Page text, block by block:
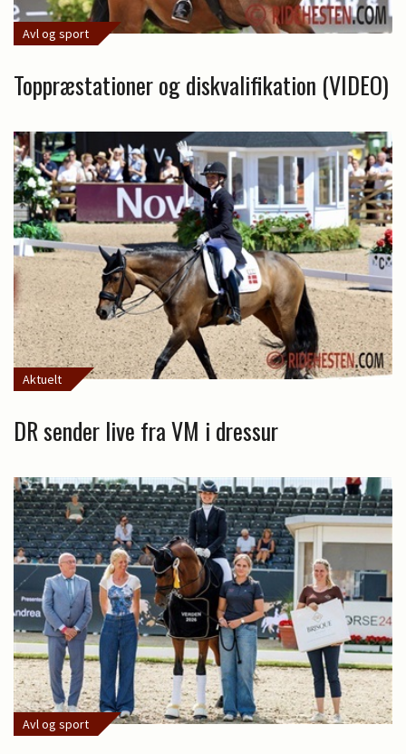
Avl og sport
Toppræstationer og diskvalifikation (VIDEO)
Aktuelt
DR sender live fra VM i dressur
Avl og sport